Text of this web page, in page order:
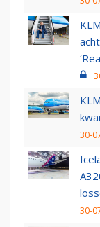
30-
30-